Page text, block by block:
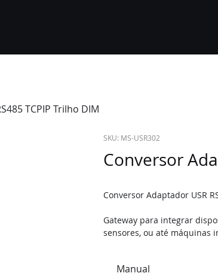
TCPIP Trilho DIM
SKU: MS-USR302
Conversor
Conversor Adaptador USR
Gateway para integrar
sensores, ou até máquinas
Manual